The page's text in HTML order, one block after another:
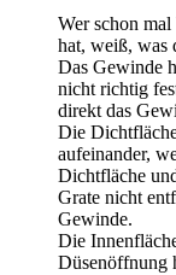
Wer schon
hat, weiß, was
Das Gewinde
nicht richtig
direkt das
Die
aufeinander,
Dichtfläche
Grate nicht
Gewinde.
Die
Düsenöffnung